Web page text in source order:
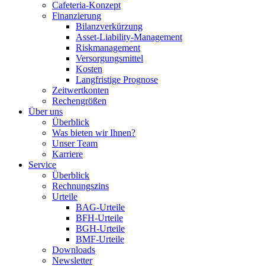
Cafeteria-Konzept
Finanzierung
Bilanzverkürzung
Asset-Liability-Management
Riskmanagement
Versorgungsmittel
Kosten
Langfristige Prognose
Zeitwertkonten
Rechengrößen
Über uns
Überblick
Was bieten wir Ihnen?
Unser Team
Karriere
Service
Überblick
Rechnungszins
Urteile
BAG-Urteile
BFH-Urteile
BGH-Urteile
BMF-Urteile
Downloads
Newsletter